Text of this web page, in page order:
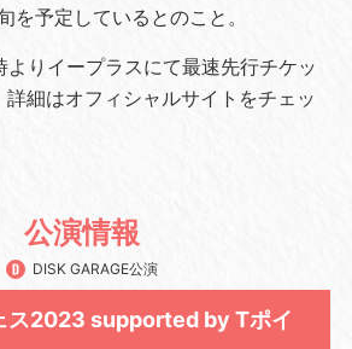
を予定しているとのこと。
よりイープラスにて最速先行チケッ
詳細はオフィシャルサイトをチェッ
公演情報
DISK GARAGE公演
ス2023 supported by Tポイ